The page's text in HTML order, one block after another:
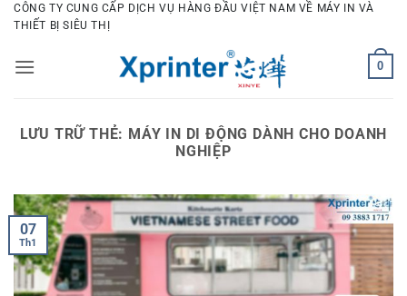
Bỏ
qua
dung
CÔNG TY CUNG CẤP DỊCH VỤ HÀNG ĐẦU VIỆT NAM VỀ MÁY IN VÀ
THIẾT BỊ SIÊU THỊ
0
LƯU TRỮ THẺ: MÁY IN DI ĐỘNG DÀNH CHO DOANH
NGHIỆP
07
Th1